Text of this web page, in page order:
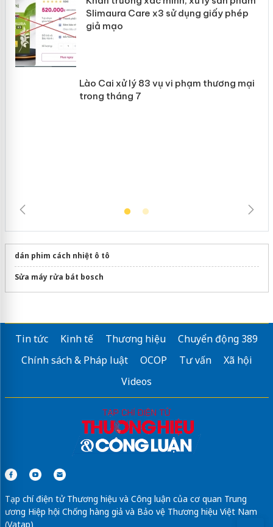
dán phim cách nhiệt ô tô
Sửa máy rửa bát bosch
Tin tức Kinh tế Thương hiệu
Chuyển động 389
Chính sách & Pháp luật
OCOP Tư vấn
Xã hội
Videos
Tạp chí điện tử Thương hiệu và Công luận của cơ quan Trung
ương Hiệp hội Chống hàng giả và Bảo vệ Thương hiệu Việt Nam
(Vatap)